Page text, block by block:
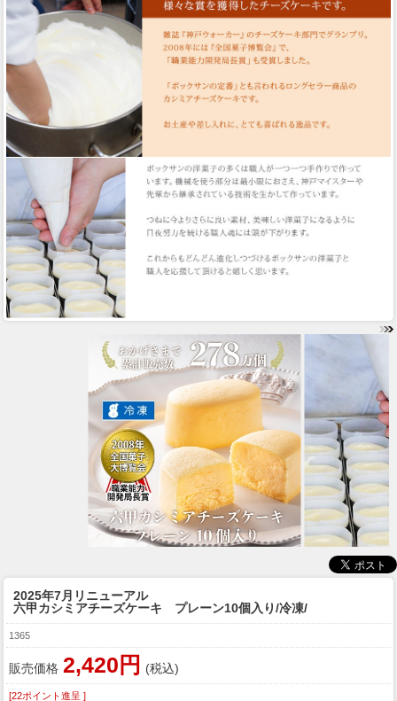
2025年7月リニューアル
六甲カシミアチーズケーキ プレーン10個入り/冷凍/
1365
販売価格 2,420円 (税込)
[22ポイント進呈 ]